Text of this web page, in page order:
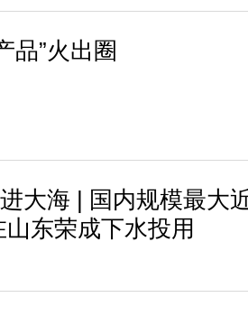
品”火出圈
大海 | 国内规模最大
东荣成下水投用